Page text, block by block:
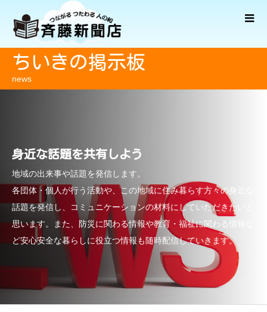
ちいきの掲示板
news
身近な話題を共有しよう
地域の出来事や話題を発信します。
各団体・個人が行う活動や、この地域に住み暮らす方々の身近な
話題を発信し、コミュニケーションの材料にしていただきたいと
思います。また、防災に関わる情報や教育・福祉に関わる情報な
ど安心安全な暮らしに役立つ情報も随時配信していきます。